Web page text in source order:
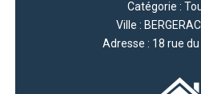
Catégorie :
Ville :
Adresse : 18 rue